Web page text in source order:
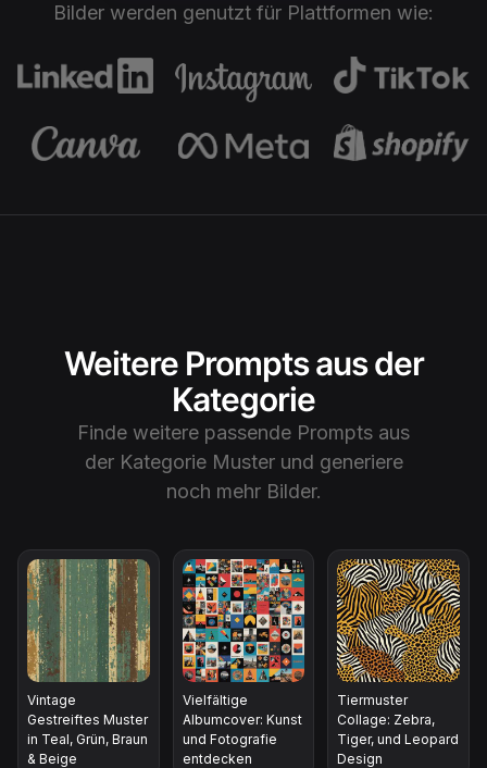
Bilder werden genutzt für Plattformen wie:
Weitere Prompts aus der
Kategorie
Finde weitere passende Prompts aus
der Kategorie Musterund generiere
noch mehr Bilder.
Vintage
Gestreiftes Muster
in Teal, Grün, Braun
& Beige
Vielfältige
Albumcover: Kunst
und Fotografie
entdecken
Tiermuster
Collage: Zebra,
Tiger, und Leopard
Design